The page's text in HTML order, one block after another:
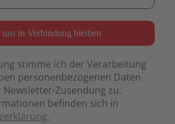
stimme ich der Verarbeitung
personenbezogenen Daten
Newsletter-Zusendung zu.
befinden sich in